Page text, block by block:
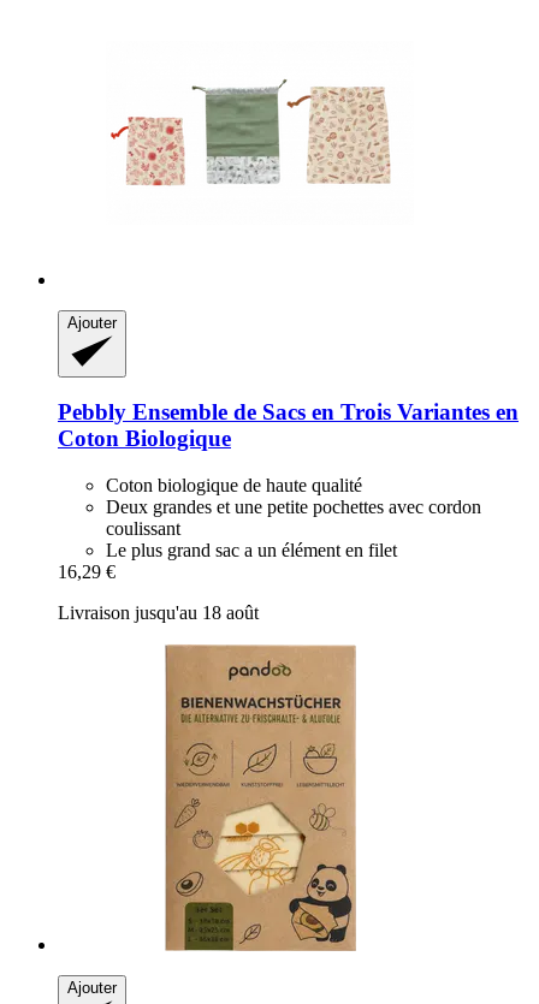
Ajouter
Pebbly Ensemble de Sacs en Trois Variantes en
Coton Biologique
Coton biologique de haute qualité
Deux grandes et une petite pochettes avec cordon
coulissant
Le plus grand sac a un élément en filet
16,29 €
Livraison jusqu'au 18 août
Ajouter